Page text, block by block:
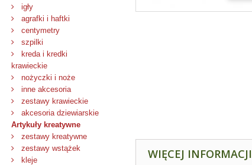
igły
agrafki i haftki
centymetry
szpilki
kreda i kredki
krawieckie
nożyczki i noże
inne akcesoria
zestawy krawieckie
akcesoria dziewiarskie
Artykuły kreatywne
zestawy kreatywne
zestawy wstążek
kleje
WIĘCEJ INFORMACJI